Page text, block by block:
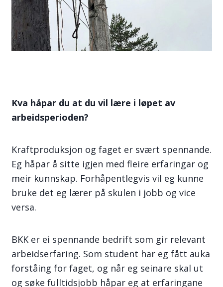
Kva håpar du at du vil lære i løpet av
arbeidsperioden?
Kraftproduksjon og faget er svært spennande.
Eg håpar å sitte igjen med fleire erfaringar og
meir kunnskap. Forhåpentlegvis vil eg kunne
bruke det eg lærer på skulen i jobb og vice
versa.
BKK er ei spennande bedrift som gir relevant
arbeidserfaring. Som student har eg fått auka
forståing for faget, og når eg seinare skal ut
og søke fulltidsjobb håpar eg at erfaringane